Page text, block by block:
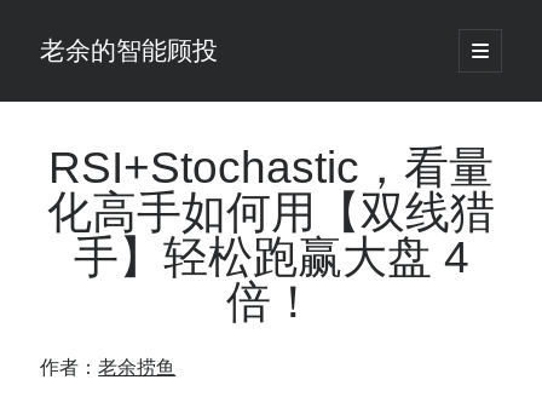
老余的智能顾投
open
primary
Sidebar
最新发表 ：
仓位大小背后的数学：为什么胜率40%的策略，能比胜率60%的更赚钱
大多数突破交易倒在“收缩阶段”，而这个EA等的是“扩张确认”（附完整源
我拿Reddit上高赞的趋势策略，认真跑了一遍回测（附代码）
RSI+Stochastic，看量
化高手如何用【双线猎
手】轻松跑赢大盘 4
倍！
作者：老余捞鱼